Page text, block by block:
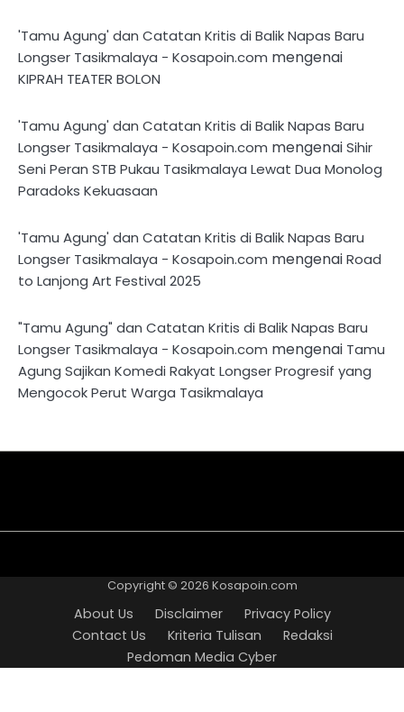
'Tamu Agung' dan Catatan Kritis di Balik Napas Baru
Longser Tasikmalaya - Kosapoin.com mengenai
KIPRAH TEATER BOLON
'Tamu Agung' dan Catatan Kritis di Balik Napas Baru
Longser Tasikmalaya - Kosapoin.com mengenaiSihir
Seni Peran STB Pukau Tasikmalaya Lewat Dua Monolog
Paradoks Kekuasaan
'Tamu Agung' dan Catatan Kritis di Balik Napas Baru
Longser Tasikmalaya - Kosapoin.com mengenaiRoad
to Lanjong Art Festival 2025
"Tamu Agung" dan Catatan Kritis di Balik Napas Baru
Longser Tasikmalaya - Kosapoin.com mengenai Tamu
Agung Sajikan Komedi Rakyat Longser Progresif yang
Mengocok Perut Warga Tasikmalaya
Us
Policy
Us
Tulisan
Media
Copyright © 2026 Kosapoin.com
About Us Disclaimer
Privacy Policy
Contact Us
Kriteria Tulisan
Redaksi
Pedoman Media Cyber